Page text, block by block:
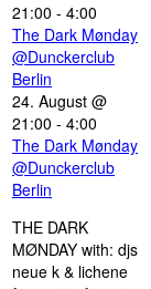
21:00 - 4:00
The Dark Mønday
@Dunckerclub
Berlin
24. August @
21:00 - 4:00
The Dark Mønday
@Dunckerclub
Berlin
THE DARK
MØNDAY with: djs
neue k & lichene